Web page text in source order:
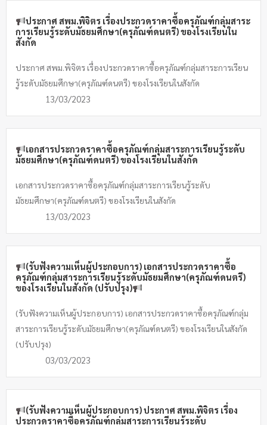
ประกาศ สพม.พิจิตร เรื่องประกวดราคาซื้อครุภัณฑ์กลุ่มสาระ
การเรียนรู้ระดับมัธยมศึกษา(ครุภัณฑ์ดนตรี) ของโรงเรียนใน
สังกัด
ประกาศ สพม.พิจิตร เรื่องประกวดราคาซื้อครุภัณฑ์กลุ่มสาระการเรียน
รู้ระดับมัธยมศึกษา(ครุภัณฑ์ดนตรี) ของโรงเรียนในสังกัด
13/03/2023
เอกสารประกวดราคาซื้อครุภัณฑ์กลุ่มสาระการเรียนรู้ระดับ
มัธยมศึกษา(ครุภัณฑ์ดนตรี) ของโรงเรียนในสังกัด
เอกสารประกวดราคาซื้อครุภัณฑ์กลุ่มสาระการเรียนรู้ระดับ
มัธยมศึกษา(ครุภัณฑ์ดนตรี) ของโรงเรียนในสังกัด
13/03/2023
(รับฟังความเห็นผู้ประกอบการ) เอกสารประกวดราคาซื้อ
ครุภัณฑ์กลุ่มสาระการเรียนรู้ระดับมัธยมศึกษา(ครุภัณฑ์ดนตรี)
ของโรงเรียนในสังกัด (ปรับปรุง)
(รับฟังความเห็นผู้ประกอบการ) เอกสารประกวดราคาซื้อครุภัณฑ์กลุ่ม
สาระการเรียนรู้ระดับมัธยมศึกษา(ครุภัณฑ์ดนตรี) ของโรงเรียนในสังกัด
(ปรับปรุง)
03/03/2023
(รับฟังความเห็นผู้ประกอบการ) ประกาศ สพม.พิจิตร เรื่อง
ประกวดราคาซื้อครุภัณฑ์กลุ่มสาระการเรียนรู้ระดับ